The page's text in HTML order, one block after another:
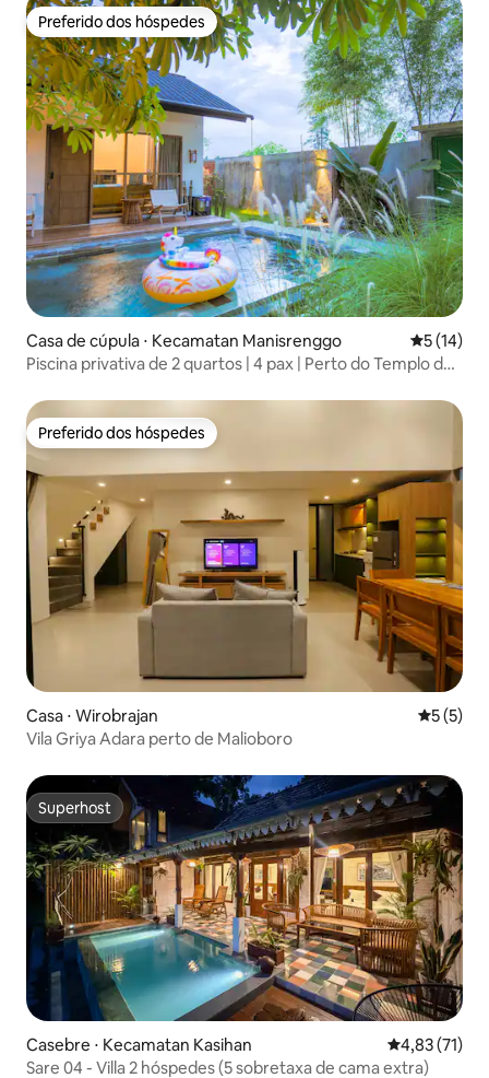
Preferido dos hóspedes
Preferido dos hóspedes
Casa de cúpula ⋅ Kecamatan Manisrenggo 5 de uma
5 (14)
Piscina privativa de 2 quartos | 4 pax | Perto do Templo de
Preferido dos hóspedes
Preferido dos hóspedes
Casa ⋅ Wirobrajan 5 de
5 (5)
Vila Griya Adara perto de Malioboro
Superhost
Superhost
Casebre ⋅ Kecamatan Kasihan 4,83 de uma
4,83 (71)
Sare 04 - Villa 2 hóspedes (5 sobretaxa de cama extra)